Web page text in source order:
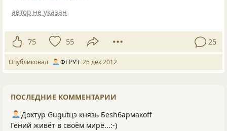
автор не указан
75 55 25
Опубликовал ФЕРУЗ 26 дек 2012
ПОСЛЕДНИЕ КОММЕНТАРИИ
Дохтур Gugutцэ князь Беshбармакоff
Гений живёт в своём мире...:-)